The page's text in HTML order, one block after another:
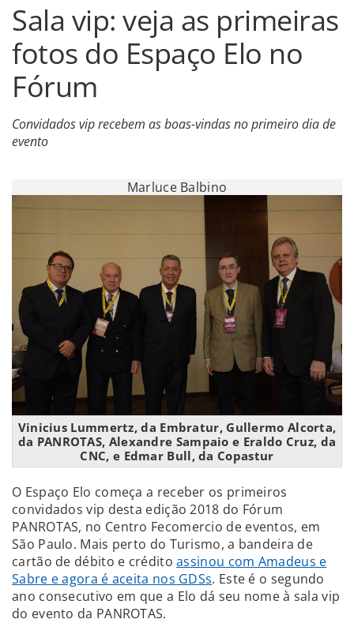
Sala vip: veja as primeiras
fotos do Espaço Elo no
Fórum
Convidados vip recebem as boas-vindas no primeiro dia de
evento
Marluce Balbino
Vinicius Lummertz, da Embratur, Gullermo Alcorta,
da PANROTAS, Alexandre Sampaio e Eraldo Cruz, da
CNC, e Edmar Bull, da Copastur
O Espaço Elo começa a receber os primeiros
convidados vip desta edição 2018 do Fórum
PANROTAS, no Centro Fecomercio de eventos, em
São Paulo. Mais perto do Turismo, a bandeira de
cartão de débito e créditoassinou com Amadeus e
Sabre e agora é aceita nos GDSs. Este é o segundo
ano consecutivo em que a Elo dá seu nome à sala vip
do evento da PANROTAS.